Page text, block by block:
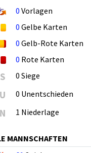
0 Vorlagen
0 Gelbe Karten
0 Gelb-Rote Karten
0 Rote Karten
S 0 Siege
U 0 Unentschieden
N 1 Niederlage
MANNSCHAFTEN